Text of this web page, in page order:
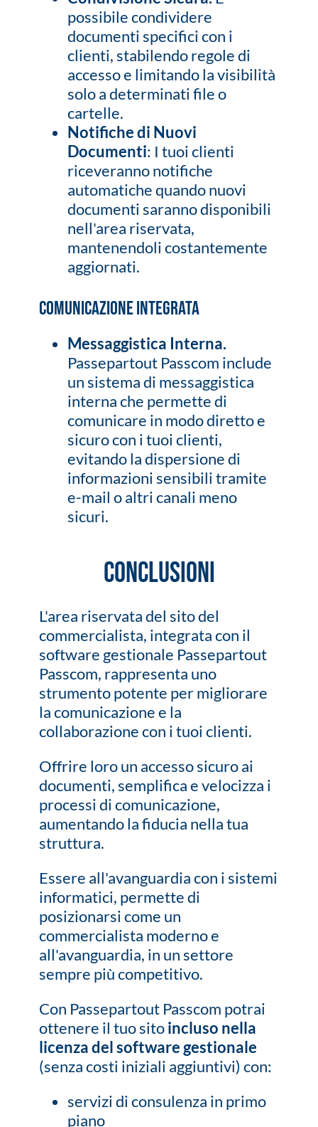
possibile condividere
documenti specifici con i
clienti, stabilendo regole di
accesso e limitando la visibilità
solo a determinati file o
cartelle.
Notifiche di Nuovi
Documenti: I tuoi clienti
riceveranno notifiche
automatiche quando nuovi
documenti saranno disponibili
nell'area riservata,
mantenendoli costantemente
aggiornati.
Comunicazione Integrata
Messaggistica Interna.
Passepartout Passcom include
un sistema di messaggistica
interna che permette di
comunicare in modo diretto e
sicuro con i tuoi clienti,
evitando la dispersione di
informazioni sensibili tramite
e-mail o altri canali meno
sicuri.
Conclusioni
L'area riservata del sito del
commercialista, integrata con il
software gestionale Passepartout
Passcom, rappresenta uno
strumento potente per migliorare
la comunicazione e la
collaborazione con i tuoi clienti.
Offrire loro un accesso sicuro ai
documenti, semplifica e velocizza i
processi di comunicazione,
aumentando la fiducia nella tua
struttura.
Essere all'avanguardia con i sistemi
informatici, permette di
posizionarsi come un
commercialista moderno e
all'avanguardia, in un settore
sempre più competitivo.
Con Passepartout Passcom potrai
ottenere il tuo sitoincluso nella
licenza del software gestionale
(senza costi iniziali aggiuntivi) con:
servizi di consulenza in primo
piano